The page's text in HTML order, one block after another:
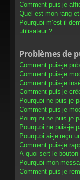
Comment puis-je
Quel est mon rang
Pourquoi m’est-il
utilisateur ?
Problèmes de
Comment puis-je
Comment puis-je
Comment puis-je
Comment puis-je
Pourquoi ne puis-je
Comment puis-je
Pourquoi ne puis-je
Pourquoi ne puis-je
Pourquoi ai-je reçu
Comment puis-je
À quoi sert le
Pourquoi mon
Comment puis-je